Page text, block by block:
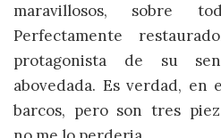
maravillosos, sobre
Perfectamente
protagonista de su
abovedada. Es verdad, en
barcos, pero son tres